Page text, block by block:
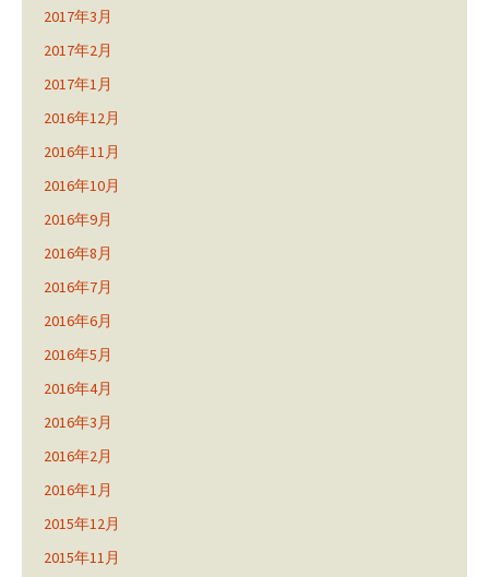
2017年3月
2017年2月
2017年1月
2016年12月
2016年11月
2016年10月
2016年9月
2016年8月
2016年7月
2016年6月
2016年5月
2016年4月
2016年3月
2016年2月
2016年1月
2015年12月
2015年11月